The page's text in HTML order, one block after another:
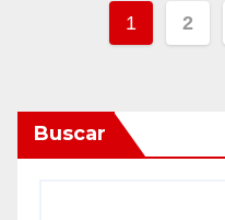
Posts
1 2
Buscar